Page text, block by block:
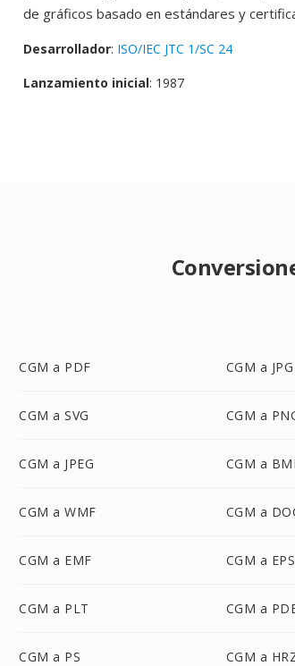
de gráficos basado en estándares y
Desarrollador: ISO/IEC JTC 1/SC 24
Lanzamiento inicial: 1987
CGM a PDF CGM a JPG
CGM a SVG CGM a
CGM a JPEG CGM a
CGM a WMF CGM a
CGM a EMF CGM a EPS
CGM a PLT CGM a
CGM a PS CGM a